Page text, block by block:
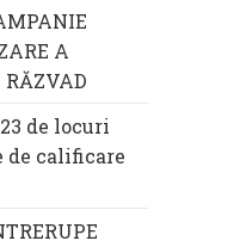
A
de locuri
calificare